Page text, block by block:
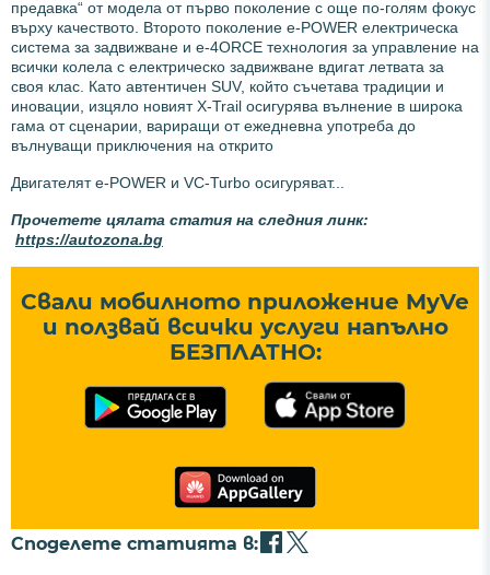
предавка“ от модела от първо поколение с още по-голям фокус
върху качеството. Второто поколение e-POWER електрическа
система за задвижване и e-4ORCE технология за управление на
всички колела с електрическо задвижване вдигат летвата за
своя клас. Като автентичен SUV, който съчетава традиции и
иновации, изцяло новият X-Trail осигурява вълнение в широка
гама от сценарии, вариращи от ежедневна употреба до
вълнуващи приключения на открито
Двигателят e-POWER и VC-Turbo осигуряват...
Прочетете цялата статия на следния линк:
https://autozona.bg
Свали мобилното приложение MyVe
и ползвай всички услуги напълно
БЕЗПЛАТНО:
Споделете статията в: